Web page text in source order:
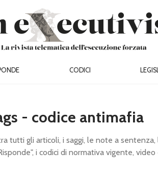
CODICI
- codice antimafia
tutti gli articoli, i saggi, le note a
i codici di normativa vigente,